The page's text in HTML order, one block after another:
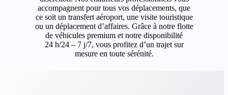
accompagnent pour tous vos déplacements, que
ce soit un transfert aéroport, une visite touristique
ou un déplacement d’affaires. Grâce à notre flotte
de véhicules premium et notre disponibilité
24 h/24 – 7 j/7, vous profitez d’un trajet sur
mesure en toute sérénité.